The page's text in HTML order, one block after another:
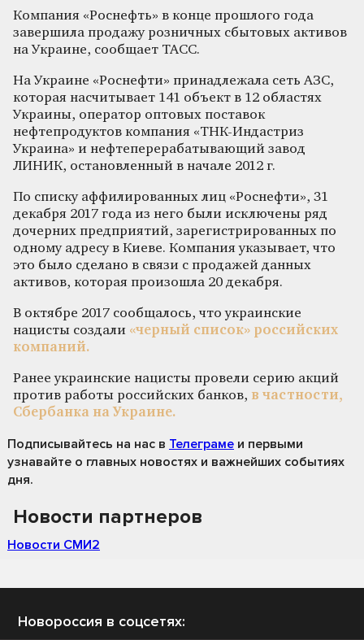
Компания «Роснефть» в конце прошлого года
завершила продажу розничных сбытовых активов
на Украине, сообщает ТАСС.
На Украине «Роснефти» принадлежала сеть АЗС,
которая насчитывает 141 объект в 12 областях
Украины, оператор оптовых поставок
нефтепродуктов компания «ТНК-Индастриз
Украина» и нефтеперерабатывающий завод
ЛИНИК, остановленный в начале 2012 г.
По списку аффилированных лиц «Роснефти», 31
декабря 2017 года из него были исключены ряд
дочерних предприятий, зарегистрированных по
одному адресу в Киеве. Компания указывает, что
это было сделано в связи с продажей данных
активов, которая произошла 20 декабря.
В октябре 2017 сообщалось, что украинские
нацисты создали «черный список» российских
компаний.
Ранее украинские нацисты провели серию акций
против работы российских банков, в частности,
Сбербанка на Украине.
Подписывайтесь на нас в Телеграме и первыми
узнавайте о главных новостях и важнейших событиях
дня.
Новости партнеров
Новости СМИ2
Новороссия в соцсетях: